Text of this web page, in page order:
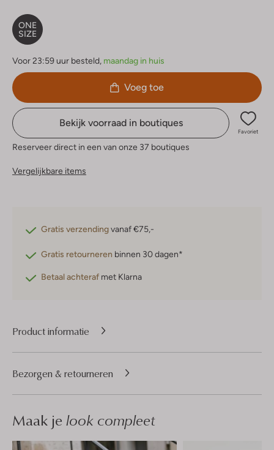
ONE
SIZE
Voor 23:59 uur besteld, maandag in huis
Voeg toe
Bekijk voorraad in boutiques
Favoriet
Reserveer direct in een van onze 37 boutiques
Vergelijkbare items
Gratis verzendingvanaf €75,-
Gratis retourneren binnen 30 dagen*
Betaal achteraf met Klarna
Product informatie
Bezorgen & retourneren
Maak je look compleet